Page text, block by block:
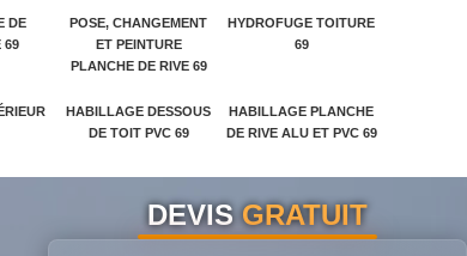
DE
69
POSE, CHANGEMENT
ET PEINTURE
PLANCHE DE RIVE 69
HYDROFUGE TOITURE
69
HABILLAGE DESSOUS
DE TOIT PVC 69
HABILLAGE PLANCHE
DE RIVE ALU ET PVC 69
DEVISGRATUIT